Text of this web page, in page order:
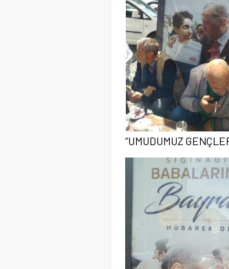
“UMUDUMUZ